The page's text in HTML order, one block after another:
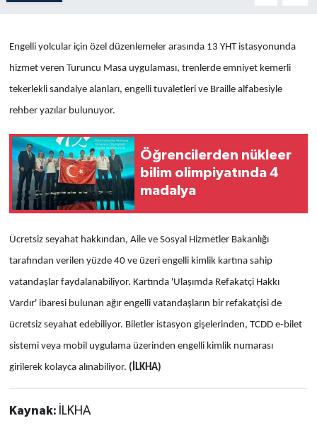
Engelli yolcular için özel düzenlemeler arasında 13 YHT istasyonunda
hizmet veren Turuncu Masa uygulaması, trenlerde emniyet kemerli
tekerlekli sandalye alanları, engelli tuvaletleri ve Braille alfabesiyle
rehber yazılar bulunuyor.
Öğrencilerden nükleer
bilim olimpiyatında 4
madalya
Ücretsiz seyahat hakkından, Aile ve Sosyal Hizmetler Bakanlığı
tarafından verilen yüzde 40 ve üzeri engelli kimlik kartına sahip
vatandaşlar faydalanabiliyor. Kartında 'Ulaşımda Refakatçi Hakkı
Vardır' ibaresi bulunan ağır engelli vatandaşların bir refakatçisi de
ücretsiz seyahat edebiliyor. Biletler istasyon gişelerinden, TCDD e‑bilet
sistemi veya mobil uygulama üzerinden engelli kimlik numarası
girilerek kolayca alınabiliyor. (İLKHA)
Kaynak: İLKHA